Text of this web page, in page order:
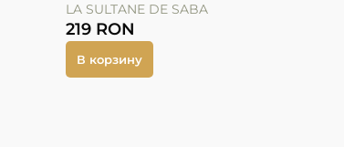
LA SULTANE DE SABA
219 RON
В корзину